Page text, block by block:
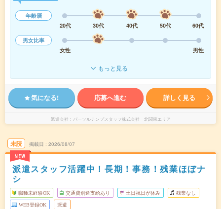
年齢層
20代
30代 40代 50代
60代
男女比率
女性
男性
もっと見る
気になる! 応募へ進む 詳しく見る
派遣会社 パーソルテンプスタッフ株式会社 北関東エリア
未読
NEW
掲載日 2026/08/07
派遣スタッフ活躍中！長期！事務！残業ほぼナ
シ
職種未経験OK 交通費別途支給あり 土日祝日が休み 残業なし
WEB登録OK 派遣